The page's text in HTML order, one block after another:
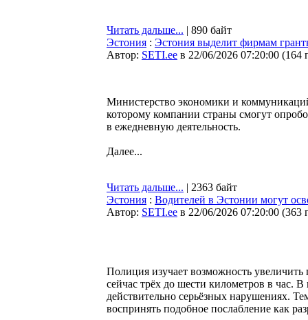
Читать дальше... | 890 байт
Эстония : Эстония выделит фирмам
Автор: SETI.ee в 22/06/2026 07:20:00 (164
Министерство экономики и
которому компании страны смогут
в ежедневную деятельность.
Далее...
Читать дальше... | 2363 байт
Эстония : Водителей в Эстонии могут
Автор: SETI.ee в 22/06/2026 07:20:00 (363
Полиция изучает возможность
сейчас трёх до шести километров в час.
действительно серьёзных нарушениях.
воспринять подобное послабление как